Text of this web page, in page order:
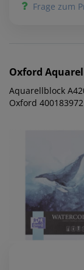
Frage zum
Oxford
Aquarellblock
Oxford 400183972